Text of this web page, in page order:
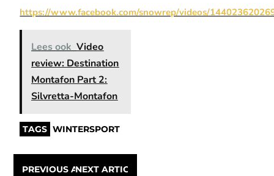
https://www.facebook.com/snowrep/videos/
Lees ook Video
review: Destination
Montafon Part 2:
Silvretta-Montafon
TAGS WINTERSPORT
PREVIOUS ARTICLE
NEXT ARTICLE